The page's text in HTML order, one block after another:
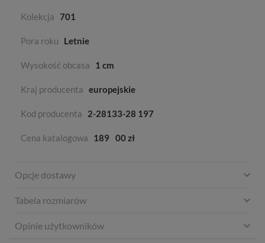
Kolekcja 701
Pora roku Letnie
Wysokość obcasa 1 cm
Kraj producenta europejskie
Kod producenta 2-28133-28 197
Cena katalogowa 189 00 zł
Opcje dostawy
Tabela rozmiarów
Opinie użytkowników